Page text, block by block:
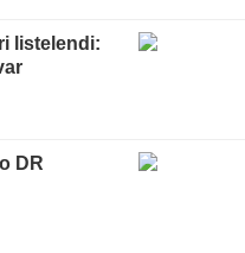
listelendi:
DR